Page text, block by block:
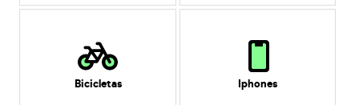
Bicicletas Iphones